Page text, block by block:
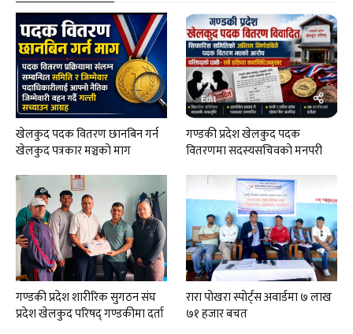
खेलकुद पदक वितरण छानबिन गर्न
खेलकुद पत्रकार मञ्चकाे माग
गण्डकी प्रदेश खेलकुद पदक
वितरणमा सदस्यसचिवकाे मनपरी
गण्डकी प्रदेश शारीरिक सुगठन संघ
प्रदेश खेलकुद परिषद् गण्डकीमा दर्ता
रारा पोखरा स्पोर्ट्स अवार्डमा ७ लाख
७१ हजार बचत